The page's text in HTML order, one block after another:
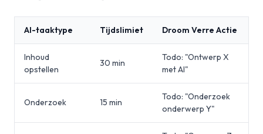
AI-taaktype Tijdslimiet Droom Verre Actie
Inhoud
opstellen
30 min
Todo: "Ontwerp X
met AI"
Onderzoek 15 min
Todo: "Onderzoek
onderwerp Y"